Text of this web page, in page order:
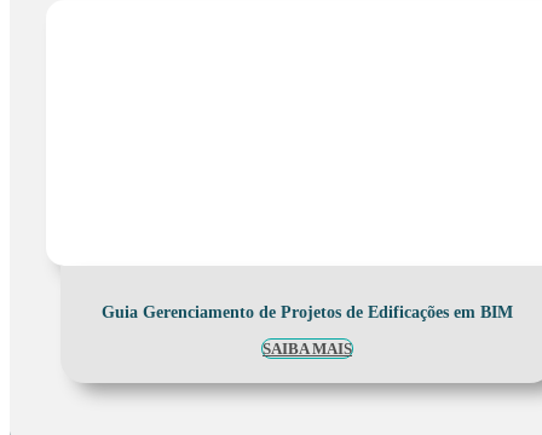
Guia Gerenciamento de Projetos de Edificações em BIM
SAIBA MAIS